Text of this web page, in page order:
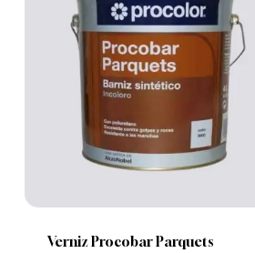
multiple
Verniz Procobar Parquets